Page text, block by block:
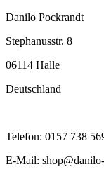
Danilo Pockrandt
Stephanusstr. 8
06114 Halle
Deutschland
Telefon: 0157 738
E-Mail: